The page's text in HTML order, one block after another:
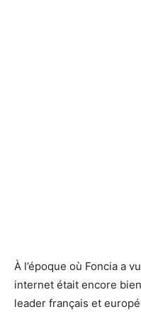
À l’époque où Foncia a
internet était encore
leader français et